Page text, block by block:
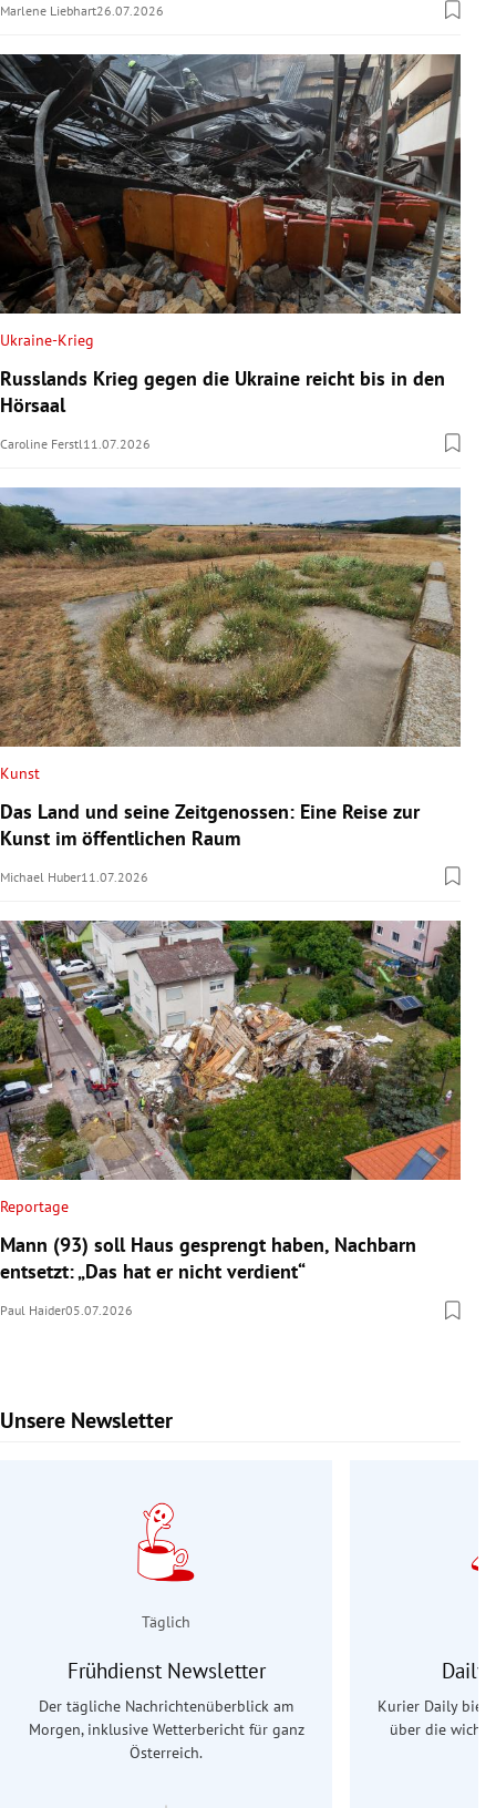
Marlene Liebhart26.07.2026
Ukraine-Krieg
Russlands Krieg gegen die Ukraine reicht bis in den
Hörsaal
Caroline Ferstl 11.07.2026
Kunst
Das Land und seine Zeitgenossen: Eine Reise zur
Kunst im öffentlichen Raum
Michael Huber11.07.2026
Reportage
Mann (93) soll Haus gesprengt haben, Nachbarn
entsetzt: „Das hat er nicht verdient“
Paul Haider05.07.2026
Unsere Newsletter
Slide 1 von 9
Täglich
Frühdienst Newsletter
Der tägliche Nachrichtenüberblick am
Morgen, inklusive Wetterbericht für ganz
Österreich.
Daily
Kurier Daily
über die